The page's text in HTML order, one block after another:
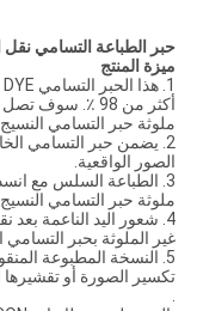
سياسة
الخصوصية
حبر الطباعة التسامي نقل
ميزة المنتج
ملوثة حبر التسامي النسيج
2. يضمن حبر التسامي
الصور الواقعية.
3. الطباعة السلس مع
ملوثة حبر التسامي النسيج
4. شعور اليد الناعمة بعد
غير الملوثة بحبر التسامي
5. النسخة المطبوعة
تكسير الصورة أو تقشيرها
.